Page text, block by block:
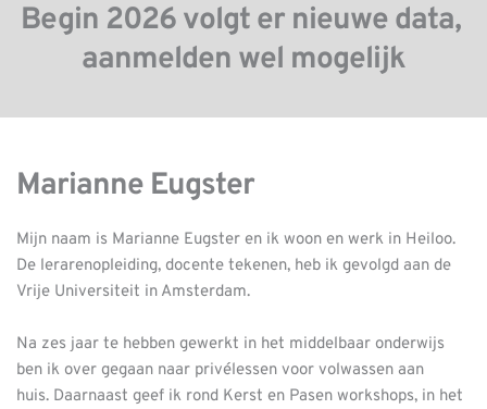
Begin 2026 volgt er nieuwe data,
aanmelden wel mogelijk
Marianne Eugster
Mijn naam is Marianne Eugster en ik woon en werk in Heiloo.
De lerarenopleiding, docente tekenen, heb ik gevolgd aan de
Vrije Universiteit in Amsterdam.
Na zes jaar te hebben gewerkt in het middelbaar onderwijs
ben ik over gegaan naar privélessen voor volwassen aan
huis. Daarnaast geef ik rond Kerst en Pasen workshops, in het